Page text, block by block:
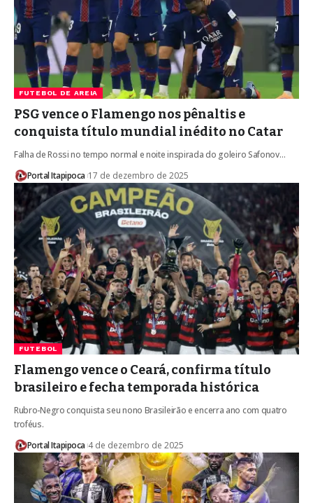
FUTEBOL DE AREIA
PSG vence o Flamengo nos pênaltis e
conquista título mundial inédito no Catar
Falha de Rossi no tempo normal e noite inspirada do goleiro Safonov…
Portal Itapipoca 17 de dezembro de 2025
FUTEBOL
Flamengo vence o Ceará, confirma título
brasileiro e fecha temporada histórica
Rubro-Negro conquista seu nono Brasileirão e encerra ano com quatro
troféus.
Portal Itapipoca 4 de dezembro de 2025